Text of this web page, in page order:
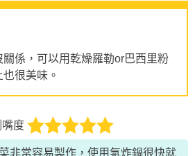
係，可以用乾燥羅勒or巴西里粉
很美味。
嘴度
非常容易製作，使用氣炸鍋很快就